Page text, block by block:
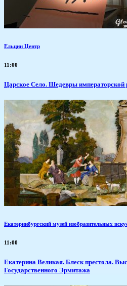
Ельцин Центр
11:00
Царское Село. Шедевры императорской
Екатеринбургский музей изобразительных
11:00
Екатерина Великая. Блеск престола.
Государственного Эрмитажа